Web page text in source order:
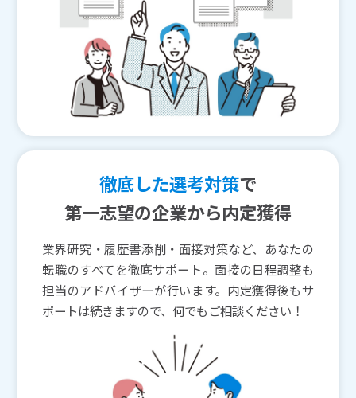
徹底した選考対策で
第一志望の企業から内定獲得
業界研究・履歴書添削・面接対策など、あなたの
転職のすべてを徹底サポート。面接の日程調整も
担当のアドバイザーが行います。内定獲得後もサ
ポートは続きますので、何でもご相談ください！